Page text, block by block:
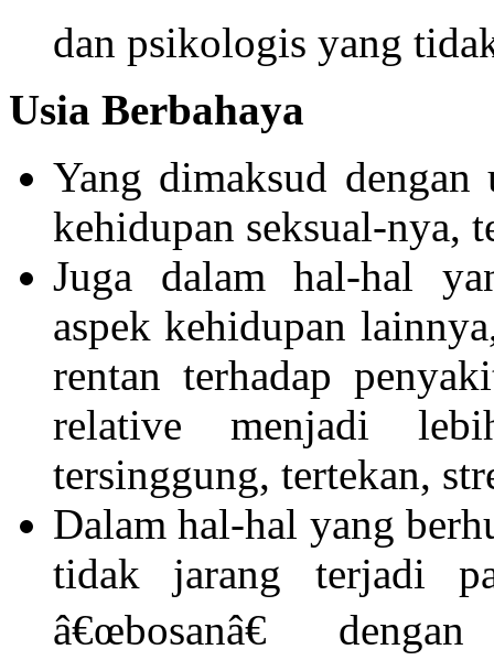
dan psikologis yang
Usia Berbahaya
Yang dimaksud dengan
kehidupan seksual-nya,
Juga dalam hal-hal
aspek kehidupan
rentan terhadap
relative menjadi
tersinggung, tertekan,
Dalam hal-hal yang
tidak jarang terjadi
â€œbosanâ€